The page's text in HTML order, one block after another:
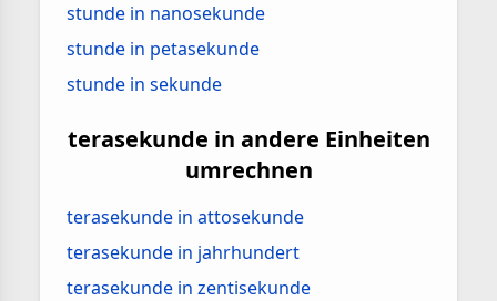
stunde in nanosekunde
stunde in petasekunde
stunde in sekunde
terasekunde in andere Einheiten
umrechnen
terasekunde in attosekunde
terasekunde in jahrhundert
terasekunde in zentisekunde